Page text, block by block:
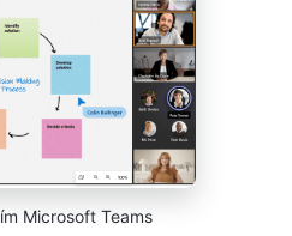
Microsoft Teams